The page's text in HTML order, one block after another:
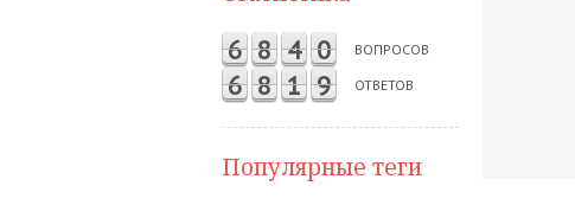
6 8 4 0 ВОПРОСОВ
6 8 1 9 ОТВЕТОВ
Популярные теги